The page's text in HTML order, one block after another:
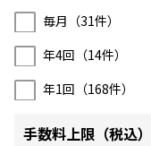
毎月（31件）
年4回（14件）
年1回（168件）
手数料上限（税込）